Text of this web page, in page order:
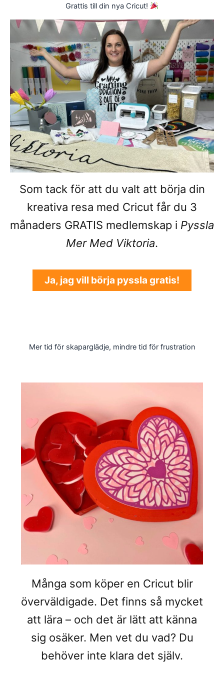
innehåll
Grattis till din nya Cricut!
Som tack för att du valt att börja din
kreativa resa med Cricut får du 3
månaders GRATIS medlemskap i Pyssla
Mer Med Viktoria.
Ja, jag vill börja pyssla gratis!
Mer tid för skaparglädje, mindre tid för frustration
Många som köper en Cricut blir
överväldigade. Det finns så mycket
att lära – och det är lätt att känna
sig osäker. Men vet du vad? Du
behöver inte klara det själv.